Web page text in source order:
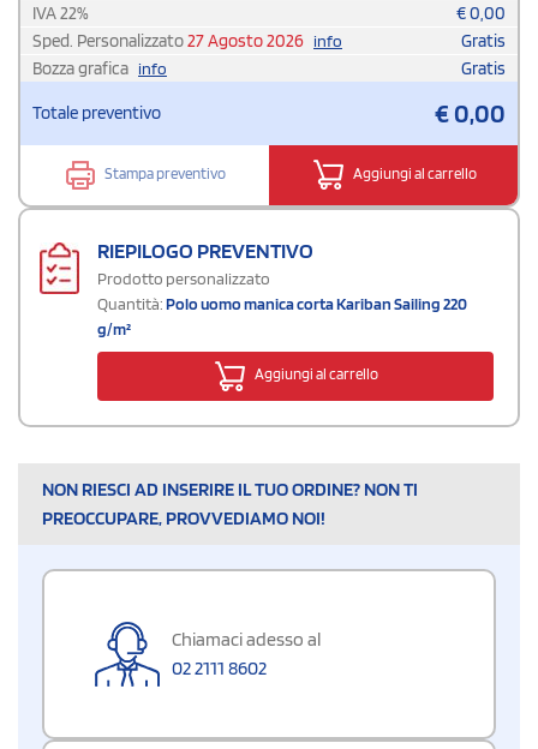
IVA22% €0,00
Sped. Personalizzato27 Agosto 2026 info
Gratis
Bozza grafica info Gratis
Totale preventivo €0,00
Stampa preventivo Aggiungi al carrello
RIEPILOGO PREVENTIVO
Prodotto personalizzato
Quantità:Polo uomo manica corta Kariban Sailing 220
g/m²
Aggiungi al carrello
NON RIESCI AD INSERIRE IL TUO ORDINE? NON TI
PREOCCUPARE, PROVVEDIAMO NOI!
Chiamaci adesso al
02 2111 8602